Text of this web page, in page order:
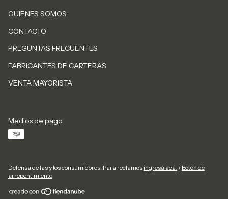
QUIENES SOMOS
CONTACTO
PREGUNTAS FRECUENTES
FABRICANTES DE CARTERAS
VENTA MAYORISTA
Medios de pago
Defensa de las y los consumidores. Para reclamos ingresá acá. / Botón de
arrepentimiento